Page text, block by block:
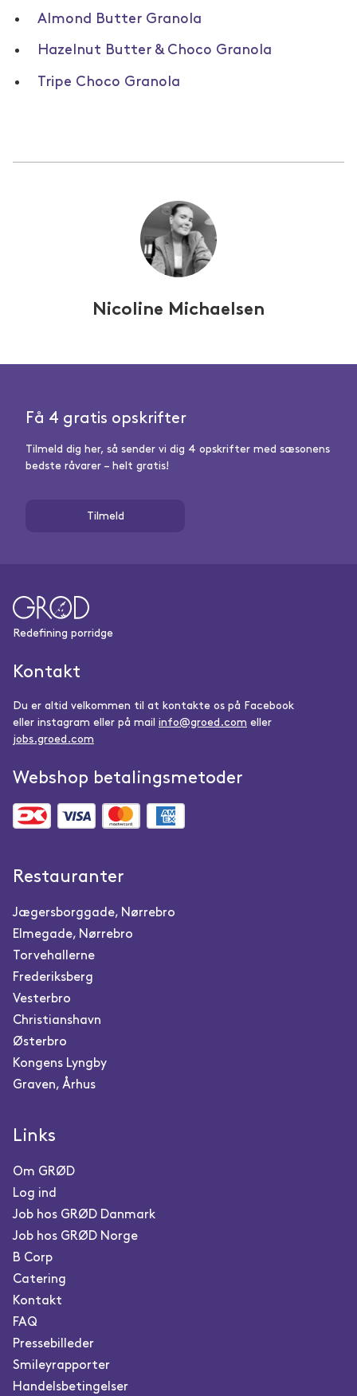
Almond Butter Granola
Hazelnut Butter & Choco Granola
Tripe Choco Granola
Nicoline Michaelsen
Få 4 gratis opskrifter
Tilmeld dig her, så sender vi dig 4 opskrifter med sæsonens
bedste råvarer – helt gratis!
Tilmeld
Redefining porridge
Kontakt
Du er altid velkommen til at kontakte os på Facebook
eller instagram eller på mail info@groed.com eller
jobs.groed.com
Webshop betalingsmetoder
Restauranter
Jægersborggade, Nørrebro
Elmegade, Nørrebro
Torvehallerne
Frederiksberg
Vesterbro
Christianshavn
Østerbro
Kongens Lyngby
Graven, Århus
Links
Om GRØD
Log ind
Job hos GRØD Danmark
Job hos GRØD Norge
B Corp
Catering
Kontakt
FAQ
Pressebilleder
Smileyrapporter
Handelsbetingelser